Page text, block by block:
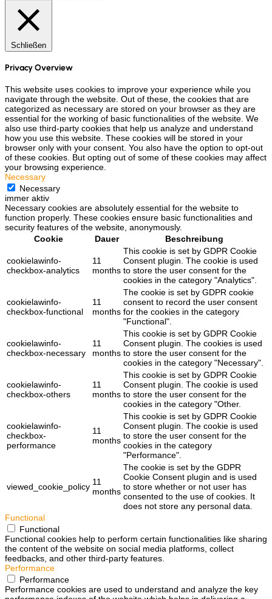
Schließen
Privacy Overview
This website uses cookies to improve your experience while you
navigate through the website. Out of these, the cookies that are
categorized as necessary are stored on your browser as they are
essential for the working of basic functionalities of the website. We
also use third-party cookies that help us analyze and understand
how you use this website. These cookies will be stored in your
browser only with your consent. You also have the option to opt-out
of these cookies. But opting out of some of these cookies may affect
your browsing experience.
Necessary
Necessary
immer aktiv
Necessary cookies are absolutely essential for the website to
function properly. These cookies ensure basic functionalities and
security features of the website, anonymously.
Cookie
Dauer Beschreibung
cookielawinfo-
checkbox-analytics
11
months
This cookie is set by GDPR Cookie
Consent plugin. The cookie is used
to store the user consent for the
cookies in the category "Analytics".
cookielawinfo-
checkbox-functional
11
months
The cookie is set by GDPR cookie
consent to record the user consent
for the cookies in the category
"Functional".
cookielawinfo-
checkbox-necessary
11
months
This cookie is set by GDPR Cookie
Consent plugin. The cookies is used
to store the user consent for the
cookies in the category "Necessary".
cookielawinfo-
checkbox-others
11
months
This cookie is set by GDPR Cookie
Consent plugin. The cookie is used
to store the user consent for the
cookies in the category "Other.
cookielawinfo-
checkbox-
performance
11
months
This cookie is set by GDPR Cookie
Consent plugin. The cookie is used
to store the user consent for the
cookies in the category
"Performance".
viewed_cookie_policy 11
months
The cookie is set by the GDPR
Cookie Consent plugin and is used
to store whether or not user has
consented to the use of cookies. It
does not store any personal data.
Functional
Functional
Functional cookies help to perform certain functionalities like sharing
the content of the website on social media platforms, collect
feedbacks, and other third-party features.
Performance
Performance
Performance cookies are used to understand and analyze the key